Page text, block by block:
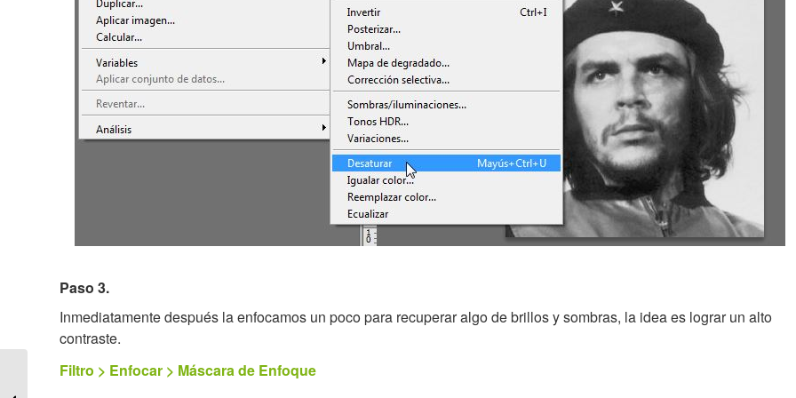
Paso 3.
Inmediatamente después la enfocamos un poco para recuperar algo de brillos y sombras, la idea es lograr un alto
contraste.
Filtro > Enfocar > Máscara de Enfoque